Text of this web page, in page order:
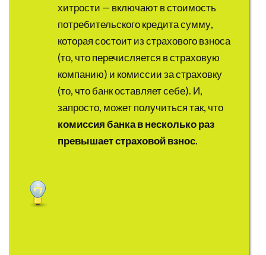
хитрости — включают в стоимость
потребительского кредита сумму,
которая состоит из страхового взноса
(то, что перечисляется в страховую
компанию) и комиссии за страховку
(то, что банк оставляет себе). И,
запросто, может получиться так, что
комиссия банка в несколько раз
превышает страховой взнос.